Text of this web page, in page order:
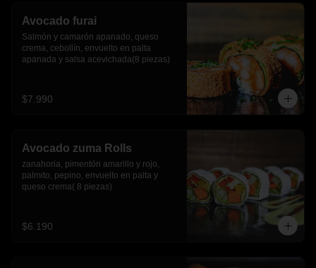
Avocado furai
Salmón y camarón apanado, queso
crema, cebollín, envuelto en palta
apanada y salsa acevichada(8 piezas)
$7.990
Avocado zuma Rolls
zanahoria, pimentón amarillo y rojo,
palmito, pepino, envuelto en palta y
queso crema( 8 piezas)
$6.190